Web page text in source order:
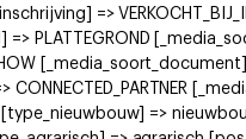
=>
PLATTEGROND
=>